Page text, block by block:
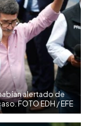
alertado de
FOTO EDH / EFE